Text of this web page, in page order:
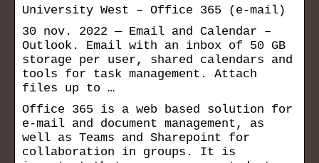
University West – Office 365 (e-mail)
30 nov. 2022 — Email and Calendar –
Outlook. Email with an inbox of 50 GB
storage per user, shared calendars and
tools for task management. Attach
files up to …
Office 365 is a web based solution for
e-mail and document management, as
well as Teams and Sharepoint for
collaboration in groups. It is